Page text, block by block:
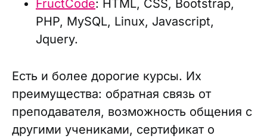
FructCode: HTML, CSS, Bootstrap,
PHP, MySQL, Linux, Javascript,
Jquery.
Есть и более дорогие курсы. Их
преимущества: обратная связь от
преподавателя, возможность общения с
другими учениками, сертификат о